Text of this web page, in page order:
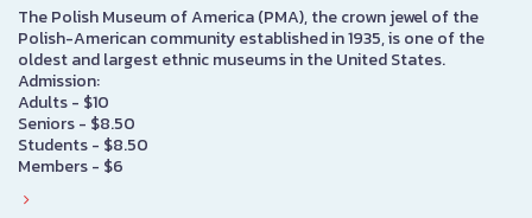
The Polish Museum of America (PMA), the crown jewel of the
Polish-American community established in 1935, is one of the
oldest and largest ethnic museums in the United States.
Admission:
Adults - $10
Seniors - $8.50
Students - $8.50
Members - $6